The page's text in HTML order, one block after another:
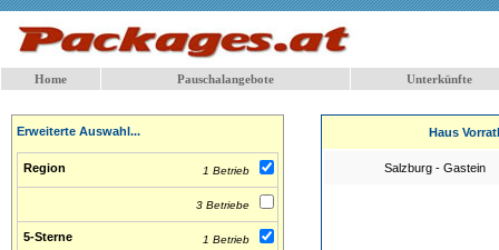
Home Pauschalangebote Unterkünfte
Erweiterte Auswahl...
Region 1 Betrieb
3 Betriebe
5-Sterne 1 Betrieb
Haus
Salzburg - Gastein